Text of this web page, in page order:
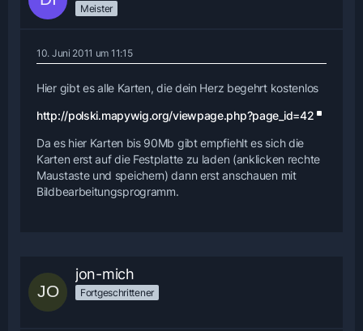
Meister
10. Juni 2011 um 11:15
Hier gibt es alle Karten, die dein Herz begehrt kostenlos
http://polski.mapywig.org/viewpage.php?page_id=42
Da es hier Karten bis 90Mb gibt empfiehlt es sich die
Karten erst auf die Festplatte zu laden (anklicken rechte
Maustaste und speichern) dann erst anschauen mit
Bildbearbeitungsprogramm.
jon-mich
Fortgeschrittener